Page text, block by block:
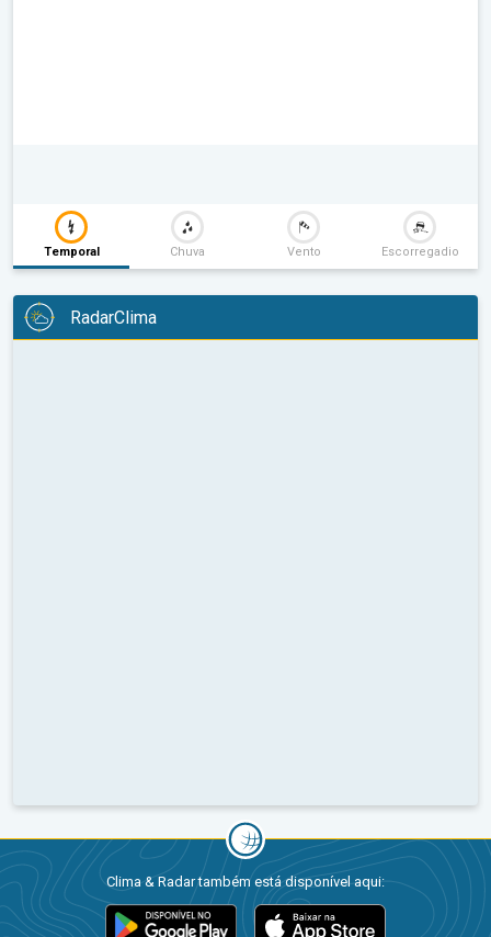
Temporal Chuva Vento Escorregadio
RadarClima
Clima & Radar também está disponível aqui: